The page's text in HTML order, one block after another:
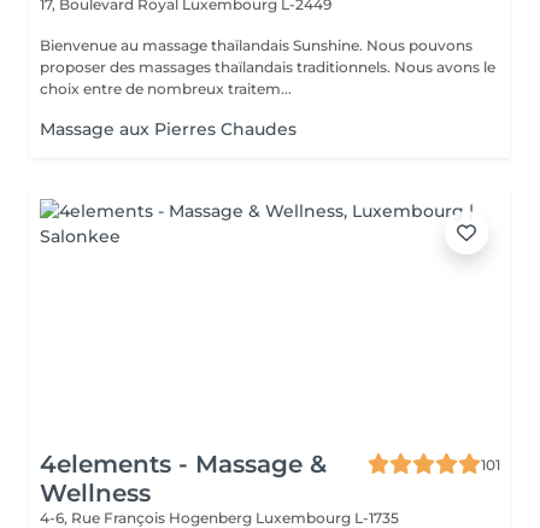
17, Boulevard Royal Luxembourg L-2449
Bienvenue au massage thaïlandais Sunshine. Nous pouvons
proposer des massages thaïlandais traditionnels. Nous avons le
choix entre de nombreux traitem...
Massage aux Pierres Chaudes
4elements - Massage &
Wellness
101
4-6, Rue François Hogenberg Luxembourg L-1735